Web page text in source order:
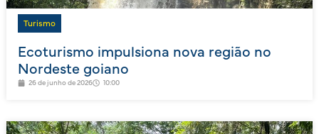
Turismo
Ecoturismo impulsiona nova região no
Nordeste goiano
26 de junho de 2026 10:00